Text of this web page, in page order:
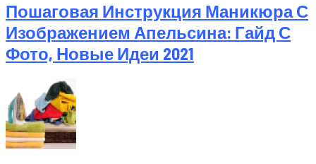
Пошаговая Инструкция Маникюра С
Изображением Апельсина: Гайд С
Фото, Новые Идеи 2021